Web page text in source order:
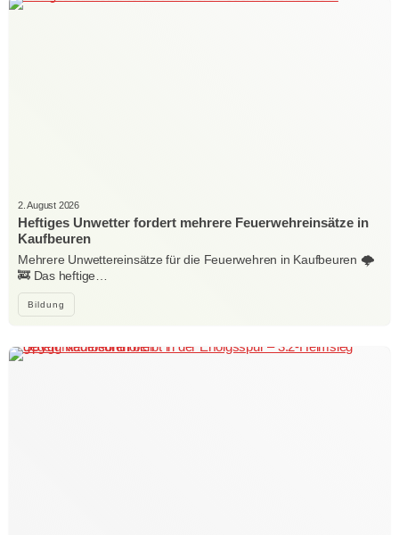
Bildung
2. August 2026
Heftiges Unwetter fordert mehrere Feuerwehreinsätze in
Kaufbeuren
Mehrere Unwettereinsätze für die Feuerwehren in Kaufbeuren 🌩️
🚒 Das heftige…